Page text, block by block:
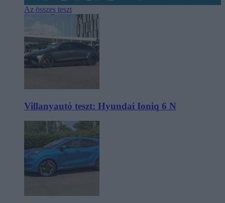
Az összes teszt
Villanyautó teszt: Hyundai Ioniq 6 N